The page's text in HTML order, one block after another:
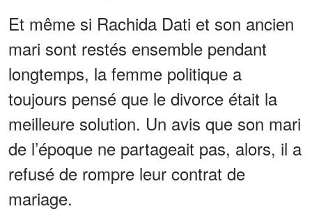
Et même si Rachida Dati et son ancien
mari sont restés ensemble pendant
longtemps, la femme politique a
toujours pensé que le divorce était la
meilleure solution. Un avis que son mari
de l’époque ne partageait pas, alors, il a
refusé de rompre leur contrat de
mariage.